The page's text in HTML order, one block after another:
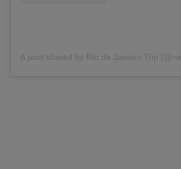
A post shared by Rio de Janeiro Trip